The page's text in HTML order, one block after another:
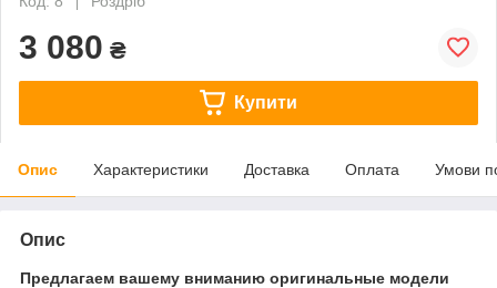
3 080 ₴
Купити
Опис Характеристики Доставка Оплата Умови
Опис
Предлагаем вашему вниманию оригинальные модели